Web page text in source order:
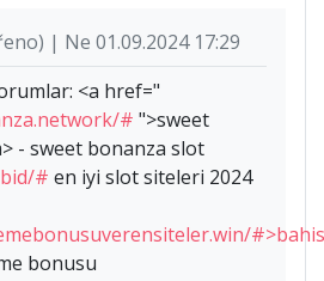
| Ne 01.09.2024 17:29
<a href="
# ">sweet
- sweet bonanza slot
# en iyi slot siteleri 2024
#>bahis
bonusu